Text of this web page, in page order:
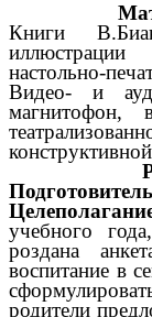
Книги
настольно-
Видео- и
магнитофон,
учебного
роздана
воспитание в
родители